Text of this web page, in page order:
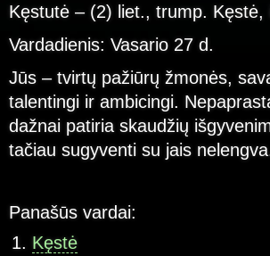
Kęstutė – (2) liet., trump. Kęstė,
Vardadienis: Vasario 27 d.
Jūs – tvirtų pažiūrų žmonės,
talentingi ir ambicingi.
dažnai patiria skaudžių
tačiau sugyventi su jais
Panašūs vardai:
Kęstė